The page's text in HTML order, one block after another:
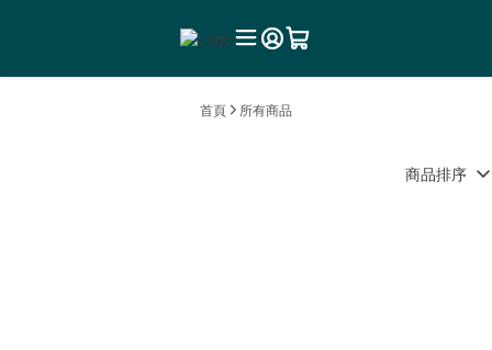
首頁 所有商品
商品排序